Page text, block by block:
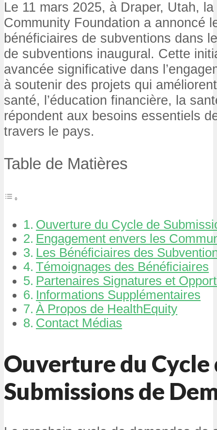
Le 11 mars 2025, à Draper, Utah,
Community Foundation a annoncé
bénéficiaires de subventions dans
de subventions inaugural. Cette
avancée significative dans
à soutenir des projets qui
santé, l’éducation financière, la
répondent aux besoins essentiels
travers le pays.
Table de Matières
Ouverture du Cycle de
Engagement envers les
Les Bénéficiaires des
Témoignages des Bénéficiaires
Partenaires Signatures et
Informations Supplémentaires
À Propos de HealthEquity
Contact Médias
Ouverture du Cycle
Submissions de